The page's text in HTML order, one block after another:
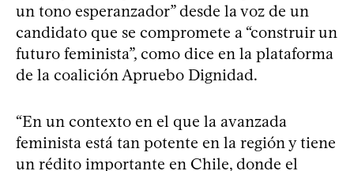
un tono esperanzador” desde la voz de un
candidato que se compromete a “construir un
futuro feminista”, como dice en la plataforma
de la coalición Apruebo Dignidad.
“En un contexto en el que la avanzada
feminista está tan potente en la región y tiene
un rédito importante en Chile, donde el